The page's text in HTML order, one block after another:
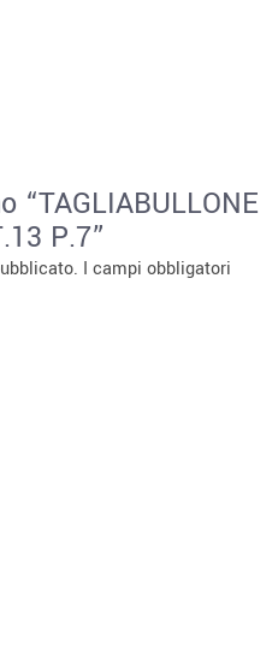
“TAGLIABULLONE
P.7”
I campi obbligatori